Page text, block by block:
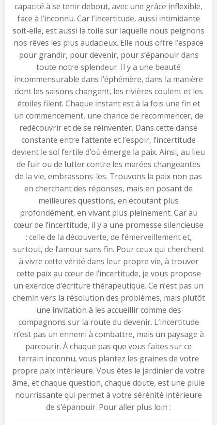
capacité à se tenir debout, avec une grâce inflexible,
face à l’inconnu. Car l’incertitude, aussi intimidante
soit-elle, est aussi la toile sur laquelle nous peignons
nos rêves les plus audacieux. Elle nous offre l’espace
pour grandir, pour devenir, pour s’épanouir dans
toute notre splendeur. Il y a une beauté
incommensurable dans l’éphémère, dans la manière
dont les saisons changent, les rivières coulent et les
étoiles filent. Chaque instant est à la fois une fin et
un commencement, une chance de recommencer, de
redécouvrir et de se réinventer. Dans cette danse
constante entre l’attente et l’espoir, l’incertitude
devient le sol fertile d’où émerge la paix. Ainsi, au lieu
de fuir ou de lutter contre les marées changeantes
de la vie, embrassons-les. Trouvons la paix non pas
en cherchant des réponses, mais en posant de
meilleures questions, en écoutant plus
profondément, en vivant plus pleinement. Car au
cœur de l’incertitude, il y a une promesse silencieuse
: celle de la découverte, de l’émerveillement et,
surtout, de l’amour sans fin. Pour ceux qui cherchent
à vivre cette vérité dans leur propre vie, à trouver
cette paix au cœur de l’incertitude, je vous propose
un exercice d’écriture thérapeutique. Ce n’est pas un
chemin vers la résolution des problèmes, mais plutôt
une invitation à les accueillir comme des
compagnons sur la route du devenir. L’incertitude
n’est pas un ennemi à combattre, mais un paysage à
parcourir. À chaque pas que vous faites sur ce
terrain inconnu, vous plantez les graines de votre
propre paix intérieure. Vous êtes le jardinier de votre
âme, et chaque question, chaque doute, est une pluie
nourrissante qui permet à votre sérénité intérieure
de s’épanouir. Pour aller plus loin :